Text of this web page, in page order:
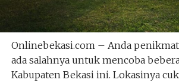
Onlinebekasi.com – Anda
ada salahnya untuk mencoba
Kabupaten Bekasi ini. Lokasinya